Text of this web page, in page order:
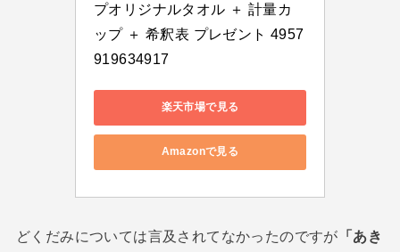
プオリジナルタオル ＋ 計量カ
ップ ＋ 希釈表 プレゼント 4957
919634917
楽天市場で見る
Amazonで見る
どくだみについては言及されてなかったのですが 「あき